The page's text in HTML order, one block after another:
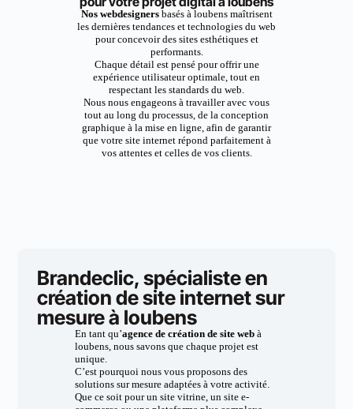
Nos webdesignersbasés à loubens maîtrisent
les dernières tendances et technologies du web
pour concevoir des sites esthétiques et
performants.
Chaque détail est pensé pour offrir une
expérience utilisateur optimale, tout en
respectant les standards du web.
Nous nous engageons à travailler avec vous
tout au long du processus, de la conception
graphique à la mise en ligne, afin de garantir
que votre site internet répond parfaitement à
vos attentes et celles de vos clients.
Brandeclic, spécialiste en
création de site internet sur
mesure à loubens
En tant qu’agence de création de site webà
loubens, nous savons que chaque projet est
unique.
C’est pourquoi nous vous proposons des
solutions sur mesure adaptées à votre activité.
Que ce soit pour un site vitrine, un site e-